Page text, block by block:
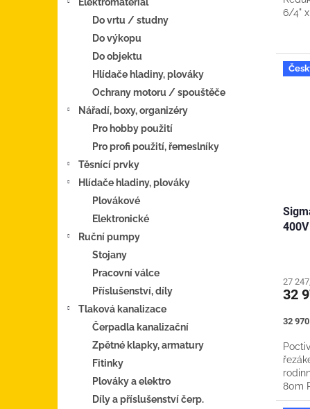
Do vrtu / studny
Do výkopu
Do objektu
Hlídače hladiny, plováky
Ochrany motoru / spouštěče
Nářadí, boxy, organizéry
Pro hobby použití
Pro profi použití, řemeslníky
Těsnící prvky
Hlídače hladiny, plováky
Plovákové
Elektronické
Ruční pumpy
Stojany
Pracovní válce
Příslušenství, díly
Tlaková kanalizace
Čerpadla kanalizační
Zpětné klapky, armatury
Fitinky
Plováky a elektro
Díly a příslušenství čerp.
6/4" x
400V
27
32
Měrná
32
80m
závit: